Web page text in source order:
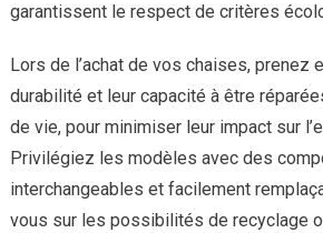
garantissent le respect de critères
Lors de l’achat de vos chaises, prenez
durabilité et leur capacité à être
de vie, pour minimiser leur impact sur
Privilégiez les modèles avec des
interchangeables et facilement
vous sur les possibilités de recyclage